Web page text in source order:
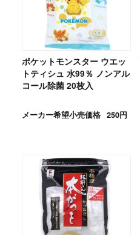
ポケットモンスター ウエッ
トティシュ 水99％ ノンアル
コール除菌 20枚入
メーカー希望小売価格 250円